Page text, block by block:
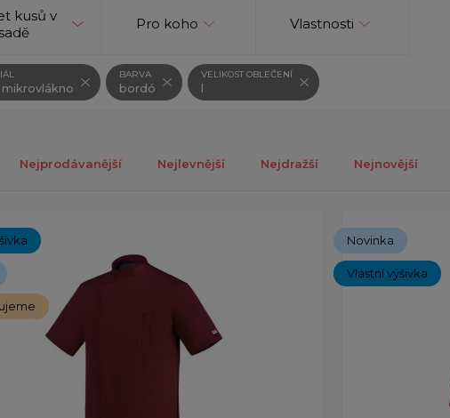
kusů v
sadě
Pro koho Vlastnosti
mikrovlákno
BARVA
bordó
VELIKOST OBLEČENÍ
l
Nejprodávanější Nejlevnější Nejdražší Nejnovější
Novinka
Vlastní výšivka